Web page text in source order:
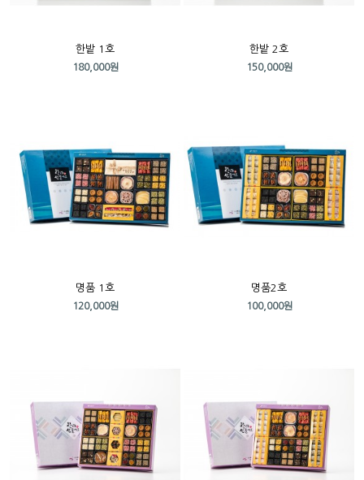
한밭 1호
180,000원
한밭 2호
150,000원
명품 1호
120,000원
명품2호
100,000원